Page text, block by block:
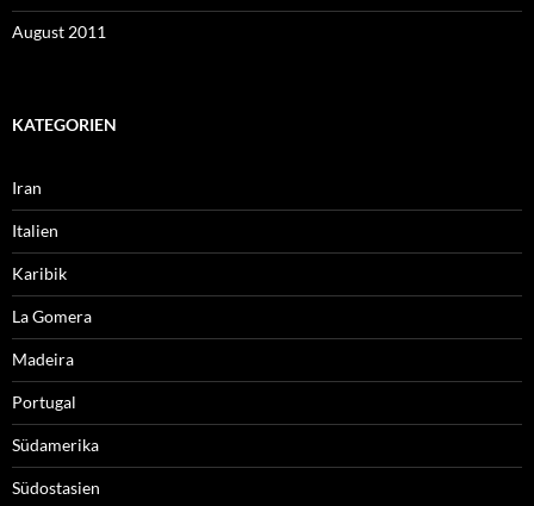
August 2011
KATEGORIEN
Iran
Italien
Karibik
La Gomera
Madeira
Portugal
Südamerika
Südostasien